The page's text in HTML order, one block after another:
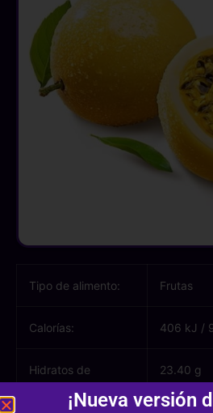
Tipo de alimento: Frutas
Calorías: 406 kJ /
Hidratos de
carbono:
23.40 g
¡Nueva versión